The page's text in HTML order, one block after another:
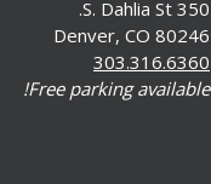
350 S. Dahlia St.
Denver, CO 80246
303.316.6360
Free parking available!